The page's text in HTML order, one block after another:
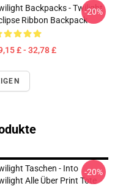
Backpacks - Twilight
Ribbon Backpack
£ - 32,78 £
-20%
Taschen - Into
Alle Über Print Tote
-20%